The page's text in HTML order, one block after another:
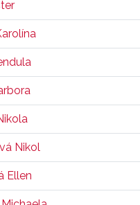
Nikol
Ellen